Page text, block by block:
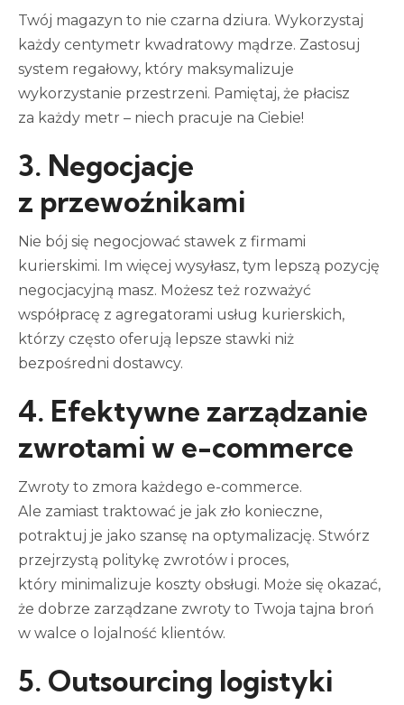
Twój magazyn to nie czarna dziura. Wykorzystaj
każdy centymetr kwadratowy mądrze. Zastosuj
system regałowy, który maksymalizuje
wykorzystanie przestrzeni. Pamiętaj, że płacisz
za każdy metr – niech pracuje na Ciebie!
3. Negocjacje
z przewoźnikami
Nie bój się negocjować stawek z firmami
kurierskimi. Im więcej wysyłasz, tym lepszą pozycję
negocjacyjną masz. Możesz też rozważyć
współpracę z agregatorami usług kurierskich,
którzy często oferują lepsze stawki niż
bezpośredni dostawcy.
4. Efektywne zarządzanie
zwrotami w e-commerce
Zwroty to zmora każdego e-commerce.
Ale zamiast traktować je jak zło konieczne,
potraktuj je jako szansę na optymalizację. Stwórz
przejrzystą politykę zwrotów i proces,
który minimalizuje koszty obsługi. Może się okazać,
że dobrze zarządzane zwroty to Twoja tajna broń
w walce o lojalność klientów.
5. Outsourcing logistyki